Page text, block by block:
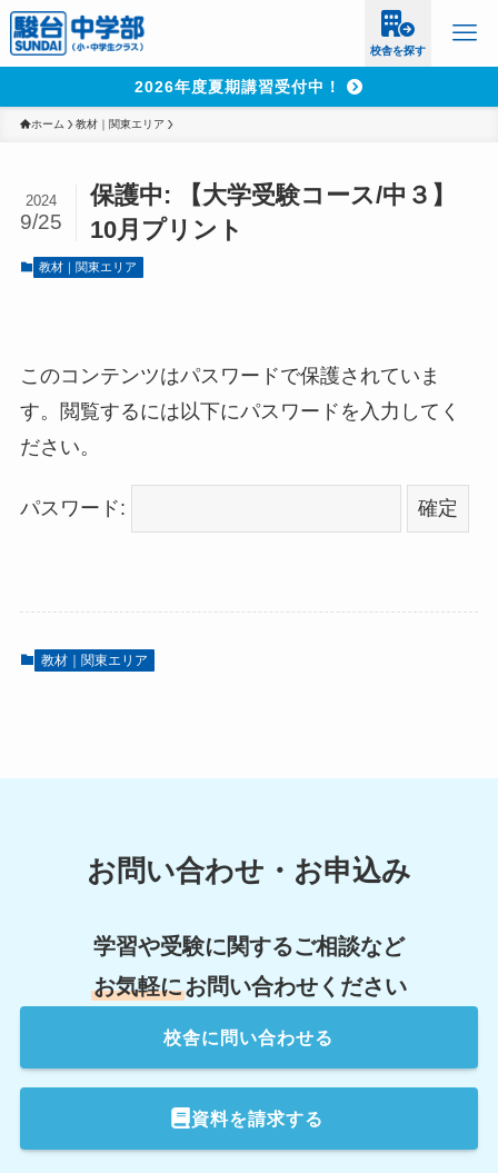
校舎を探す
2026年度夏期講習受付中！
ホーム 教材｜関東エリア
保護中: 【大学受験コース/中３】
10月プリント
2024
9/25
教材｜関東エリア
このコンテンツはパスワードで保護されていま
す。閲覧するには以下にパスワードを入力してく
ださい。
パスワード:
教材｜関東エリア
お問い合わせ・お申込み
学習や受験に関するご相談など
お気軽にお問い合わせください
校舎に問い合わせる
資料を請求する